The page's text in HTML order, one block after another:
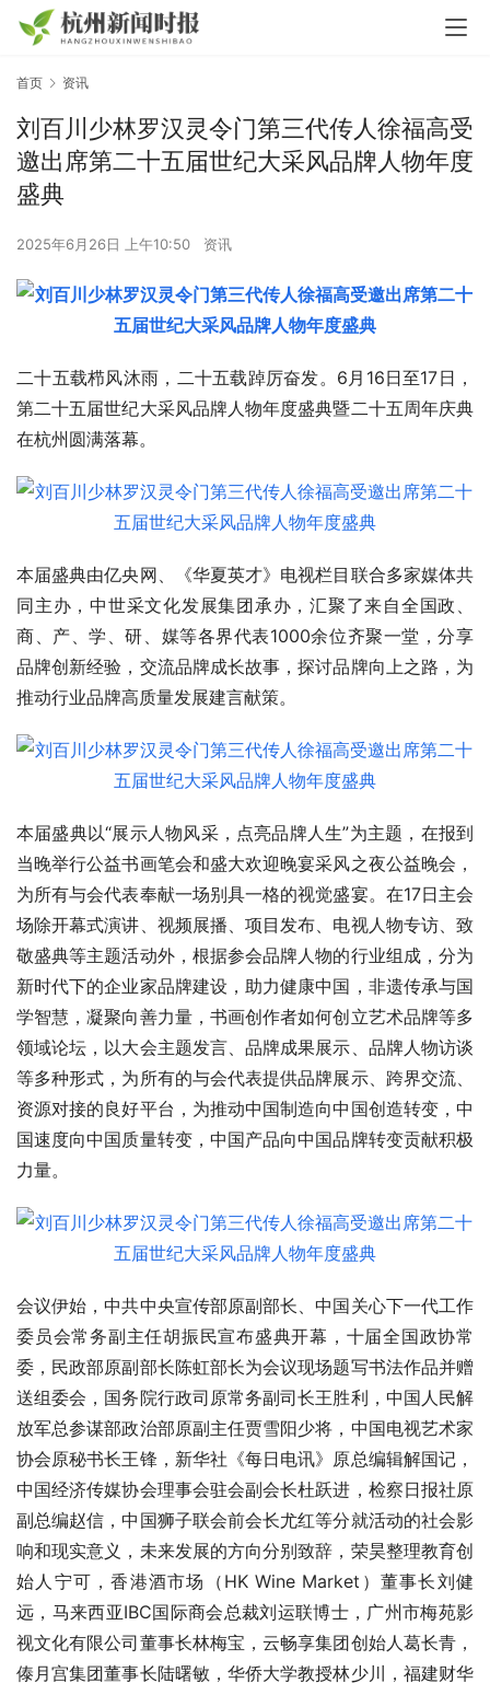
首页 资讯
刘百川少林罗汉灵令门第三代传人徐福高受
邀出席第二十五届世纪大采风品牌人物年度
盛典
2025年6月26日 上午10:50 资讯
二十五载栉风沐雨，二十五载踔厉奋发。6月16日至17日，
第二十五届世纪大采风品牌人物年度盛典暨二十五周年庆典
在杭州圆满落幕。
本届盛典由亿央网、《华夏英才》电视栏目联合多家媒体共
同主办，中世采文化发展集团承办，汇聚了来自全国政、
商、产、学、研、媒等各界代表1000余位齐聚一堂，分享
品牌创新经验，交流品牌成长故事，探讨品牌向上之路，为
推动行业品牌高质量发展建言献策。
本届盛典以“展示人物风采，点亮品牌人生”为主题，在报到
当晚举行公益书画笔会和盛大欢迎晚宴采风之夜公益晚会，
为所有与会代表奉献一场别具一格的视觉盛宴。在17日主会
场除开幕式演讲、视频展播、项目发布、电视人物专访、致
敬盛典等主题活动外，根据参会品牌人物的行业组成，分为
新时代下的企业家品牌建设，助力健康中国，非遗传承与国
学智慧，凝聚向善力量，书画创作者如何创立艺术品牌等多
领域论坛，以大会主题发言、品牌成果展示、品牌人物访谈
等多种形式，为所有的与会代表提供品牌展示、跨界交流、
资源对接的良好平台，为推动中国制造向中国创造转变，中
国速度向中国质量转变，中国产品向中国品牌转变贡献积极
力量。
会议伊始，中共中央宣传部原副部长、中国关心下一代工作
委员会常务副主任胡振民宣布盛典开幕，十届全国政协常
委，民政部原副部长陈虹部长为会议现场题写书法作品并赠
送组委会，国务院行政司原常务副司长王胜利，中国人民解
放军总参谋部政治部原副主任贾雪阳少将，中国电视艺术家
协会原秘书长王锋，新华社《每日电讯》原总编辑解国记，
中国经济传媒协会理事会驻会副会长杜跃进，检察日报社原
副总编赵信，中国狮子联会前会长尤红等分就活动的社会影
响和现实意义，未来发展的方向分别致辞，荣昊整理教育创
始人宁可，香港酒市场（HK Wine Market）董事长刘健
远，马来西亚IBC国际商会总裁刘运联博士，广州市梅苑影
视文化有限公司董事长林梅宝，云畅享集团创始人葛长青，
傣月宫集团董事长陆曙敏，华侨大学教授林少川，福建财华